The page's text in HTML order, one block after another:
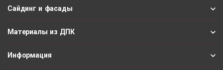
Сайдинг и фасады
Материалы из ДПК
Информация